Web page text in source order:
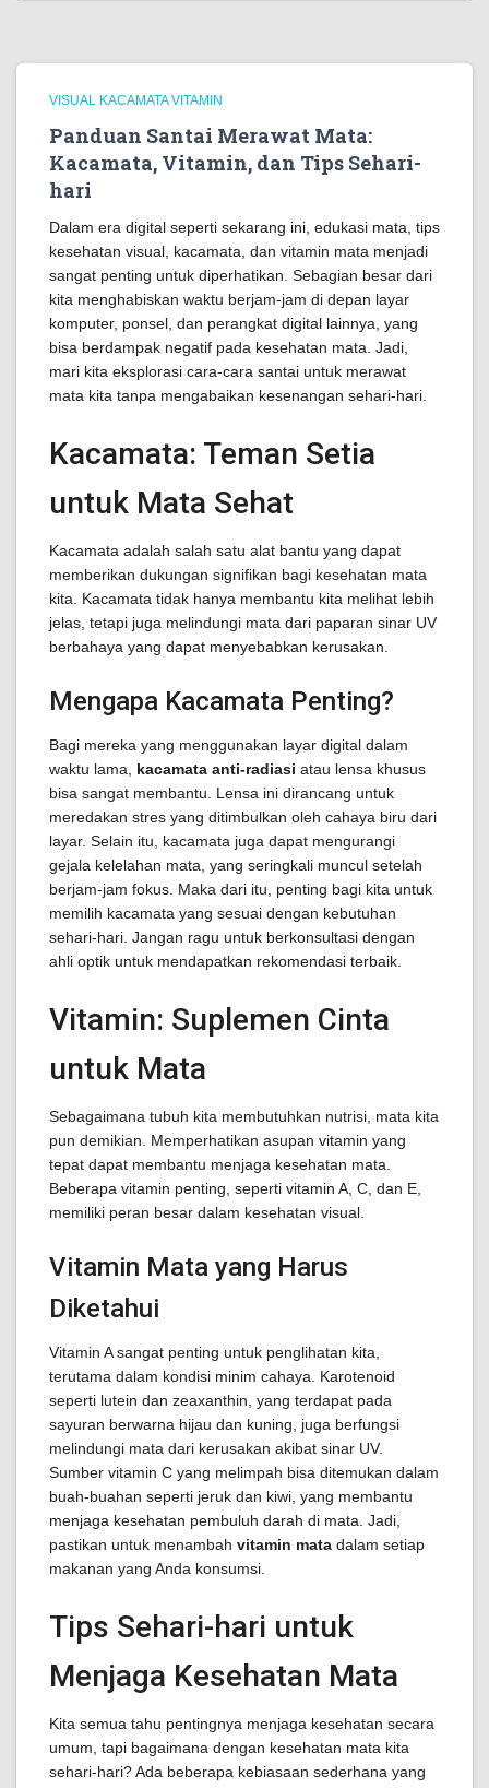
VISUAL KACAMATA VITAMIN
Panduan Santai Merawat Mata:
Kacamata, Vitamin, dan Tips Sehari-
hari
Dalam era digital seperti sekarang ini, edukasi mata, tips
kesehatan visual, kacamata, dan vitamin mata menjadi
sangat penting untuk diperhatikan. Sebagian besar dari
kita menghabiskan waktu berjam-jam di depan layar
komputer, ponsel, dan perangkat digital lainnya, yang
bisa berdampak negatif pada kesehatan mata. Jadi,
mari kita eksplorasi cara-cara santai untuk merawat
mata kita tanpa mengabaikan kesenangan sehari-hari.
Kacamata: Teman Setia
untuk Mata Sehat
Kacamata adalah salah satu alat bantu yang dapat
memberikan dukungan signifikan bagi kesehatan mata
kita. Kacamata tidak hanya membantu kita melihat lebih
jelas, tetapi juga melindungi mata dari paparan sinar UV
berbahaya yang dapat menyebabkan kerusakan.
Mengapa Kacamata Penting?
Bagi mereka yang menggunakan layar digital dalam
waktu lama, kacamata anti-radiasi atau lensa khusus
bisa sangat membantu. Lensa ini dirancang untuk
meredakan stres yang ditimbulkan oleh cahaya biru dari
layar. Selain itu, kacamata juga dapat mengurangi
gejala kelelahan mata, yang seringkali muncul setelah
berjam-jam fokus. Maka dari itu, penting bagi kita untuk
memilih kacamata yang sesuai dengan kebutuhan
sehari-hari. Jangan ragu untuk berkonsultasi dengan
ahli optik untuk mendapatkan rekomendasi terbaik.
Vitamin: Suplemen Cinta
untuk Mata
Sebagaimana tubuh kita membutuhkan nutrisi, mata kita
pun demikian. Memperhatikan asupan vitamin yang
tepat dapat membantu menjaga kesehatan mata.
Beberapa vitamin penting, seperti vitamin A, C, dan E,
memiliki peran besar dalam kesehatan visual.
Vitamin Mata yang Harus
Diketahui
Vitamin A sangat penting untuk penglihatan kita,
terutama dalam kondisi minim cahaya. Karotenoid
seperti lutein dan zeaxanthin, yang terdapat pada
sayuran berwarna hijau dan kuning, juga berfungsi
melindungi mata dari kerusakan akibat sinar UV.
Sumber vitamin C yang melimpah bisa ditemukan dalam
buah-buahan seperti jeruk dan kiwi, yang membantu
menjaga kesehatan pembuluh darah di mata. Jadi,
pastikan untuk menambah vitamin mata dalam setiap
makanan yang Anda konsumsi.
Tips Sehari-hari untuk
Menjaga Kesehatan Mata
Kita semua tahu pentingnya menjaga kesehatan secara
umum, tapi bagaimana dengan kesehatan mata kita
sehari-hari? Ada beberapa kebiasaan sederhana yang